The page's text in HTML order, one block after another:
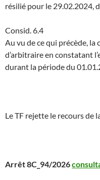
résilié pour le 29.02.2024,
Consid. 6.4
Au vu de ce qui précède, la
d’arbitraire en constatant
durant la période du
Le TF rejette le recours de
Arrêt 8C_94/2026